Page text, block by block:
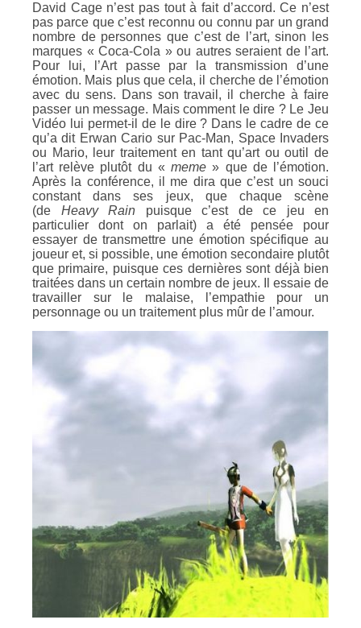
David Cage n’est pas tout à fait d’accord. Ce n’est
pas parce que c’est reconnu ou connu par un grand
nombre de personnes que c’est de l’art, sinon les
marques « Coca-Cola » ou autres seraient de l’art.
Pour lui, l’Art passe par la transmission d’une
émotion. Mais plus que cela, il cherche de l’émotion
avec du sens. Dans son travail, il cherche à faire
passer un message. Mais comment le dire ? Le Jeu
Vidéo lui permet-il de le dire ? Dans le cadre de ce
qu’a dit Erwan Cario sur Pac-Man, Space Invaders
ou Mario, leur traitement en tant qu’art ou outil de
l’art relève plutôt du «meme » que de l’émotion.
Après la conférence, il me dira que c’est un souci
constant dans ses jeux, que chaque scène
(de Heavy Rain puisque c’est de ce jeu en
particulier dont on parlait) a été pensée pour
essayer de transmettre une émotion spécifique au
joueur et, si possible, une émotion secondaire plutôt
que primaire, puisque ces dernières sont déjà bien
traitées dans un certain nombre de jeux. Il essaie de
travailler sur le malaise, l’empathie pour un
personnage ou un traitement plus mûr de l’amour.